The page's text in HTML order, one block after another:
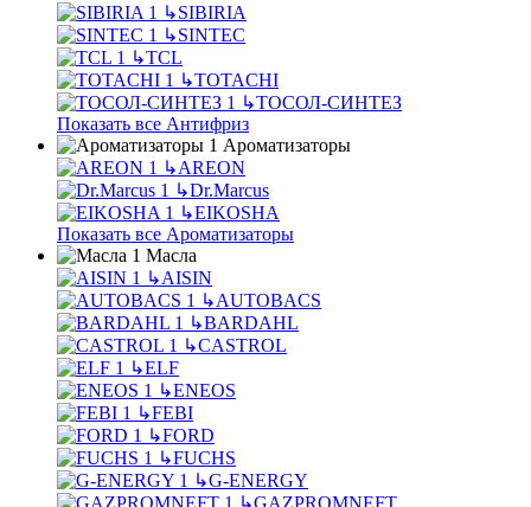
↳SIBIRIA
↳SINTEC
↳TCL
↳TOTACHI
↳ТОСОЛ-СИНТЕЗ
Показать все Антифриз
Ароматизаторы
↳AREON
↳Dr.Marcus
↳EIKOSHA
Показать все Ароматизаторы
Масла
↳AISIN
↳AUTOBACS
↳BARDAHL
↳CASTROL
↳ELF
↳ENEOS
↳FEBI
↳FORD
↳FUCHS
↳G-ENERGY
↳GAZPROMNEFT